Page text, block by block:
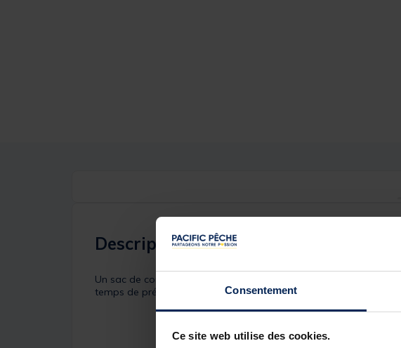
Consentement
Ce site web utilise des cookies.
Description
Un sac de conservation parfait pour les compétitions qui
temps de préparer tout pour la photo ou d'attendre la pesée.